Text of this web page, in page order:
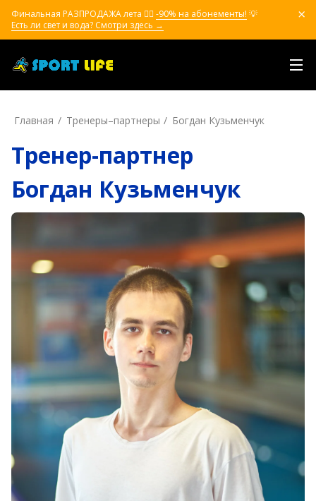
Финальная РАЗПРОДАЖА лета ❤️‍🔥 -90% на абонементы! 💡
Есть ли свет и вода? Смотри здесь →
Главная Тренеры–пapтнepы Богдан Кузьменчук
Тренер-партнер
Богдан Кузьменчук